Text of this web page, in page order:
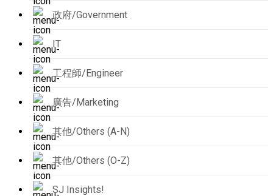
政府/Government
IT
工程師/Engineer
廣告/Marketing
其他/Others (A-N)
其他/Others (O-Z)
SJ Insights!